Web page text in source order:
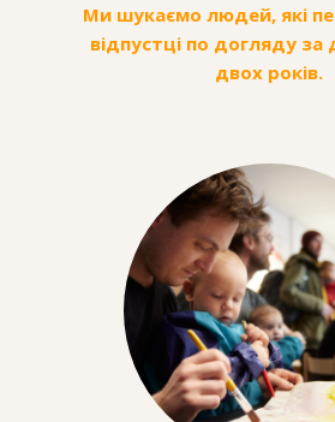
Ми шукаємо людей, які
відпустці по догляду
двох років.